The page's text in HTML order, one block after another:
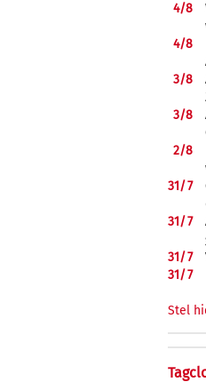
4/8
4/8
3/8
3/8
2/8
31/7
31/7
31/7
31/7
Stel